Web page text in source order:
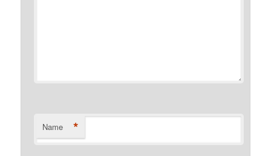
Name *